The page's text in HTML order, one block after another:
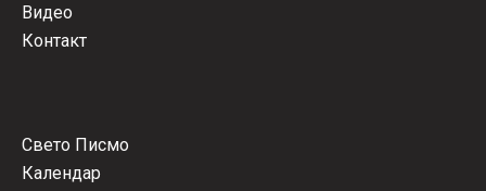
Видео
Контакт
Свето Писмо
Календар